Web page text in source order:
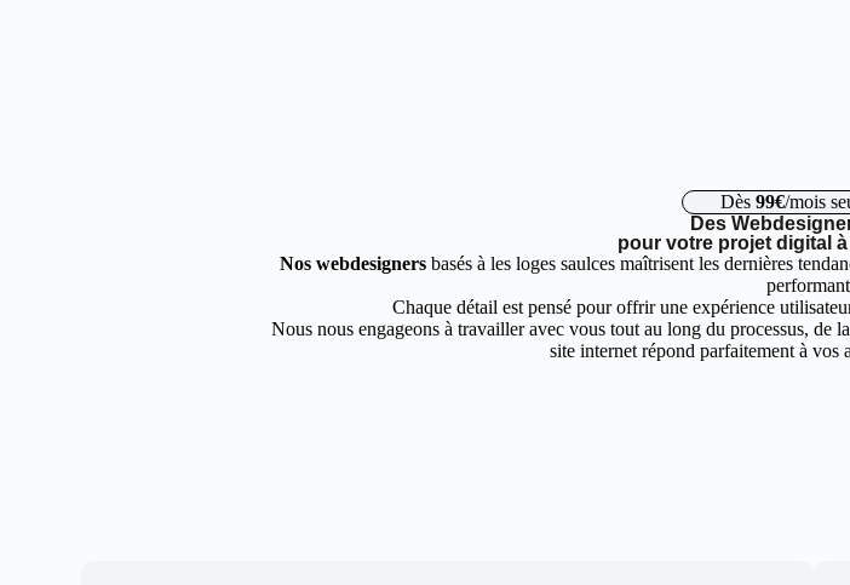
Dès 99€/mois
Des
pour votre projet digital
Nos webdesigners basés à les loges saulces maîtrisent les dernières
Chaque détail est pensé pour offrir une expérience
Nous nous engageons à travailler avec vous tout au long du processus,
site internet répond parfaitement à vos